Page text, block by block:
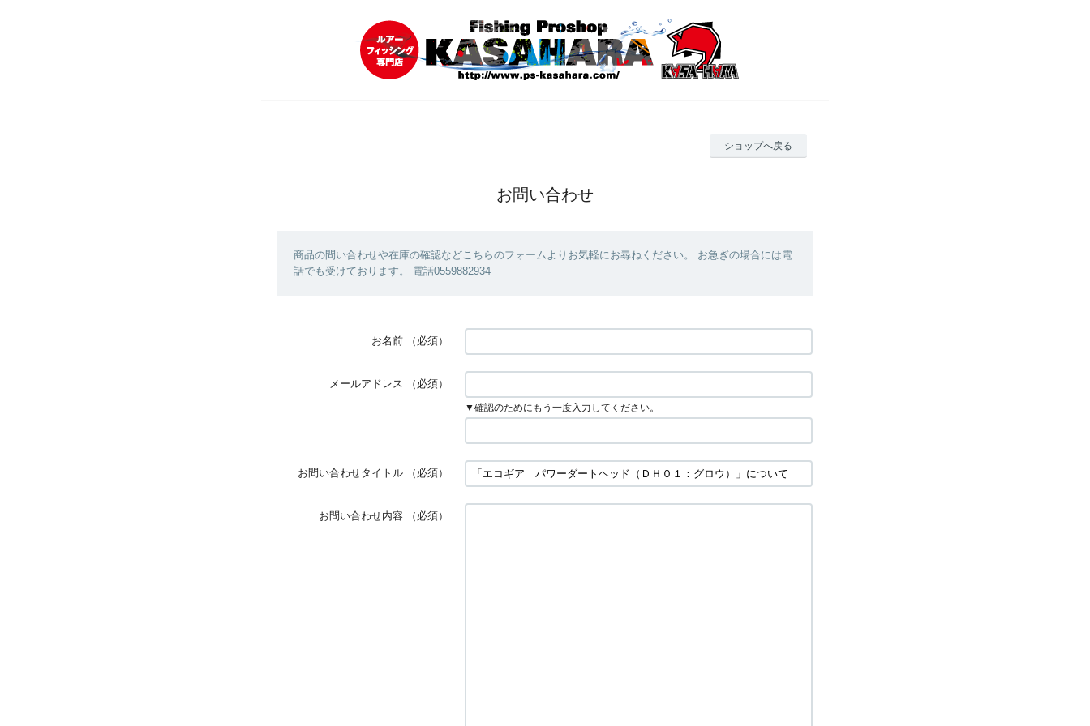
ショップへ戻る
お問い合わせ
商品の問い合わせや在庫の確認などこちらのフォームよりお気軽にお尋ねください。 お急ぎの場合には電
話でも受けております。 電話0559882934
お名前 （必須）
メールアドレス （必須）
▼確認のためにもう一度入力してください。
お問い合わせタイトル （必須）
お問い合わせ内容 （必須）